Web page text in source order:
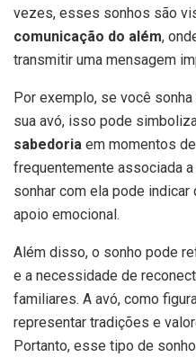
vezes, esses sonhos são
comunicação do além,
transmitir uma mensagem
Por exemplo, se você
sua avó, isso pode
sabedoria em momentos
frequentemente associada
sonhar com ela pode
apoio emocional.
Além disso, o sonho pode
e a necessidade de
familiares. A avó, como
representar tradições e
Portanto, esse tipo de